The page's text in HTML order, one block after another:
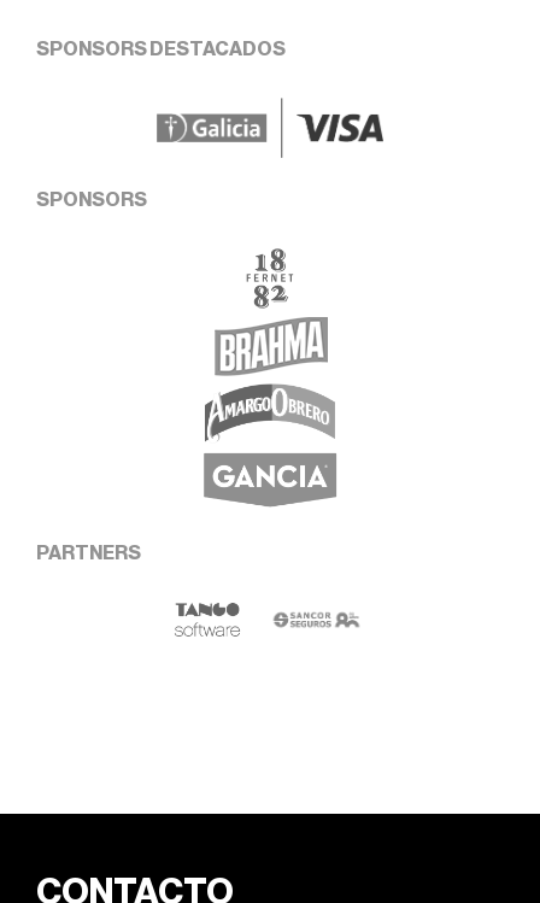
SPONSORS DESTACADOS
SPONSORS
PARTNERS
CONTACTO